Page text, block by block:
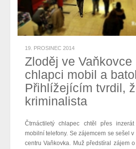
19. PROSINEC 2014
Zloděj ve Vaňkovce
chlapci mobil a
Přihlížejícím tvrdil,
kriminalista
Čtrnáctiletý chlapec chtěl přes
mobilní telefony. Se zájemcem se sešel
centru Vaňkovka. Muž předstíral zájem